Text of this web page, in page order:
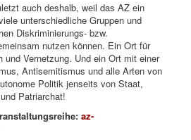
auch deshalb, weil das AZ ein
unterschiedliche Gruppen und
Diskriminierungs- bzw.
nutzen können. Ein Ort für
Vernetzung. Und ein Ort mit einer
Antisemitismus und alle Arten von
Politik jenseits von Staat,
Patriarchat!
az-